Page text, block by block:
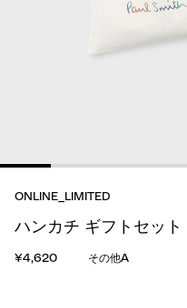
ONLINE_LIMITED
ハンカチ ギフトセット
¥4,620 その他A